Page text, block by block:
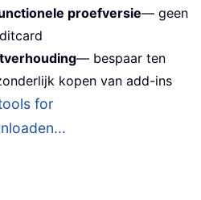
proefversie— geen
— bespaar ten
kopen van add-ins
for